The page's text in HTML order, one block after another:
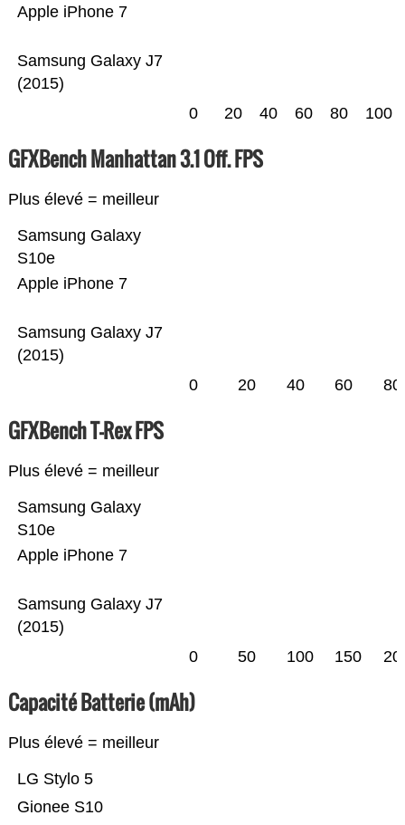
Samsung Galaxy J7
(2015)
Apple iPhone 7
0 20 40 60 80 100
GFXBench Manhattan 3.1 Off. FPS
Plus élevé = meilleur
Samsung Galaxy J7
(2015)
Apple iPhone 7
Samsung Galaxy
S10e
0 20 40 60 80
GFXBench T-Rex FPS
Plus élevé = meilleur
Samsung Galaxy J7
(2015)
Apple iPhone 7
Samsung Galaxy
S10e
0 50 100 150
Capacité Batterie (mAh)
Plus élevé = meilleur
Gionee S10
LG Stylo 5